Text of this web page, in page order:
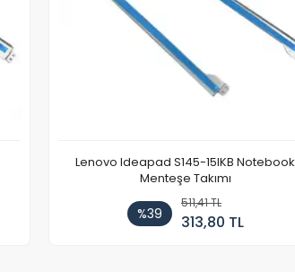
Lenovo Ideapad S145-15IKB Notebook
Menteşe Takımı
%39
511,41 TL
313,80 TL